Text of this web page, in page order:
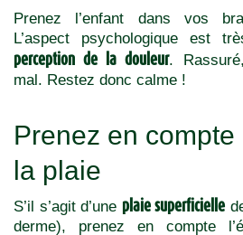
Prenez l’enfant dans vos
L’aspect psychologique est
perception de la douleur.
mal. Restez donc calme !
Prenez en
la plaie
S’il s’agit d’une plaie superficielle
derme), prenez en compte